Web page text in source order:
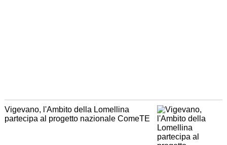
Vigevano, l'Ambito della Lomellina
partecipa al progetto nazionale ComeTE